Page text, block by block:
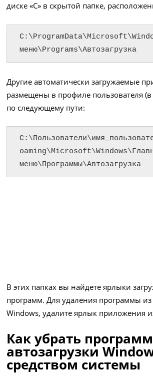
диске «С» в скрытой папке,
меню\Programs\Автозагрузка
Другие автоматически загружаемые
размещены в профиле пользователя (в
по следующему пути:
меню\Программы\Автозагрузка
В этих папках вы найдете ярлыки
программ. Для удаления программы из
Windows, удалите ярлык приложения
Как убрать
автозагрузки
средством системы